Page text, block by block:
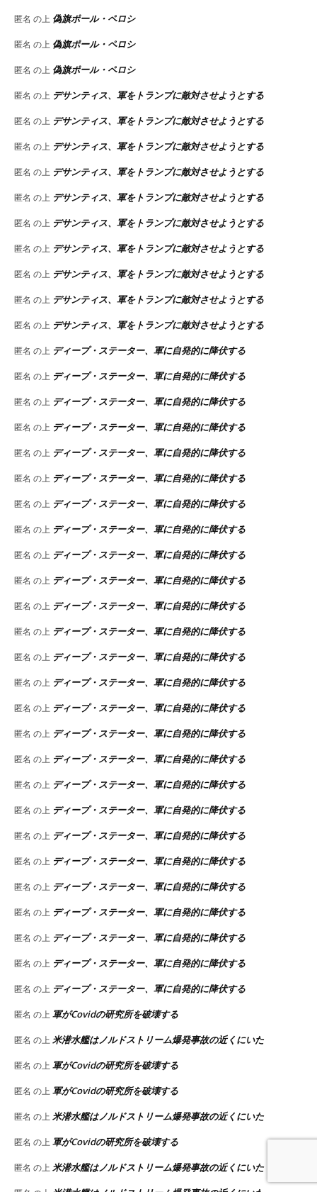
匿名 の上 偽旗ポール・ペロシ
匿名 の上 偽旗ポール・ペロシ
匿名 の上 偽旗ポール・ペロシ
匿名 の上 デサンティス、軍をトランプに敵対させようとする
匿名 の上 デサンティス、軍をトランプに敵対させようとする
匿名 の上 デサンティス、軍をトランプに敵対させようとする
匿名 の上 デサンティス、軍をトランプに敵対させようとする
匿名 の上 デサンティス、軍をトランプに敵対させようとする
匿名 の上 デサンティス、軍をトランプに敵対させようとする
匿名 の上 デサンティス、軍をトランプに敵対させようとする
匿名 の上 デサンティス、軍をトランプに敵対させようとする
匿名 の上 デサンティス、軍をトランプに敵対させようとする
匿名 の上 デサンティス、軍をトランプに敵対させようとする
匿名 の上 ディープ・ステーター、軍に自発的に降伏する
匿名 の上 ディープ・ステーター、軍に自発的に降伏する
匿名 の上 ディープ・ステーター、軍に自発的に降伏する
匿名 の上 ディープ・ステーター、軍に自発的に降伏する
匿名 の上 ディープ・ステーター、軍に自発的に降伏する
匿名 の上 ディープ・ステーター、軍に自発的に降伏する
匿名 の上 ディープ・ステーター、軍に自発的に降伏する
匿名 の上 ディープ・ステーター、軍に自発的に降伏する
匿名 の上 ディープ・ステーター、軍に自発的に降伏する
匿名 の上 ディープ・ステーター、軍に自発的に降伏する
匿名 の上 ディープ・ステーター、軍に自発的に降伏する
匿名 の上 ディープ・ステーター、軍に自発的に降伏する
匿名 の上 ディープ・ステーター、軍に自発的に降伏する
匿名 の上 ディープ・ステーター、軍に自発的に降伏する
匿名 の上 ディープ・ステーター、軍に自発的に降伏する
匿名 の上 ディープ・ステーター、軍に自発的に降伏する
匿名 の上 ディープ・ステーター、軍に自発的に降伏する
匿名 の上 ディープ・ステーター、軍に自発的に降伏する
匿名 の上 ディープ・ステーター、軍に自発的に降伏する
匿名 の上 ディープ・ステーター、軍に自発的に降伏する
匿名 の上 ディープ・ステーター、軍に自発的に降伏する
匿名 の上 ディープ・ステーター、軍に自発的に降伏する
匿名 の上 ディープ・ステーター、軍に自発的に降伏する
匿名 の上 ディープ・ステーター、軍に自発的に降伏する
匿名 の上 ディープ・ステーター、軍に自発的に降伏する
匿名 の上 ディープ・ステーター、軍に自発的に降伏する
匿名 の上 軍がCovidの研究所を破壊する
匿名 の上 米潜水艦はノルドストリーム爆発事故の近くにいた
匿名 の上 軍がCovidの研究所を破壊する
匿名 の上 軍がCovidの研究所を破壊する
匿名 の上 米潜水艦はノルドストリーム爆発事故の近くにいた
匿名 の上 軍がCovidの研究所を破壊する
匿名 の上 米潜水艦はノルドストリーム爆発事故の近くにいた